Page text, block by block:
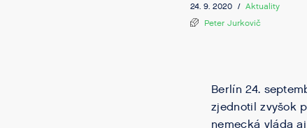
24. 9. 2020 / Aktuality
Peter Jurkovič
Berlín 24.
zjednotil zvyšok
nemecká vláda